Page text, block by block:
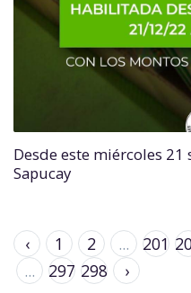
Desde este miércoles
Sapucay
‹ 1 2 ... 201
...
297 298 ›